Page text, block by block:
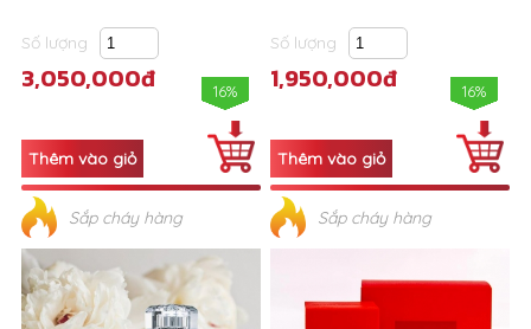
Sắp cháy hàng Sắp cháy hàng